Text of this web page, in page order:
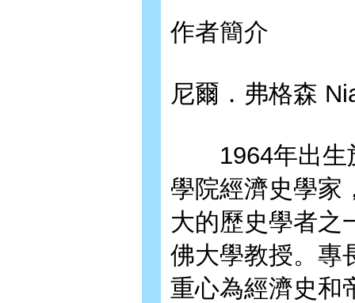
作者簡介
尼爾．弗格森
1964年出生
學院經濟史學家
大的歷史學者之
佛大學教授。專
重心為經濟史和